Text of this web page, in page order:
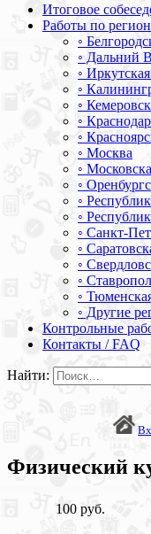
Итоговое
Работы по
◦
◦ Дальний
◦
◦
◦
◦
◦
◦ Москва
◦
◦
◦
◦
◦ Санкт-
◦
◦
◦
◦
◦ Другие
Контрольные
Контакты / FAQ
Найти:
Физический
100 руб.